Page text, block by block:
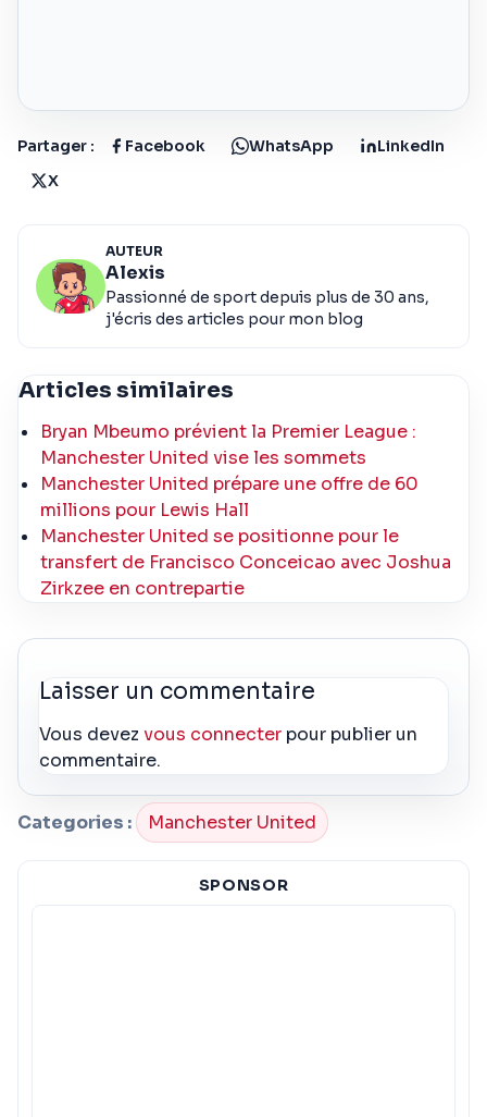
Partager : Facebook WhatsApp
LinkedIn
X
AUTEUR
Alexis
Passionné de sport depuis plus de 30 ans,
j'écris des articles pour mon blog
Articles similaires
Bryan Mbeumo prévient la Premier League :
Manchester United vise les sommets
Manchester United prépare une offre de 60
millions pour Lewis Hall
Manchester United se positionne pour le
transfert de Francisco Conceicao avec Joshua
Zirkzee en contrepartie
Laisser un commentaire
Vous devezvous connecter pour publier un
commentaire.
Categories : Manchester United
SPONSOR